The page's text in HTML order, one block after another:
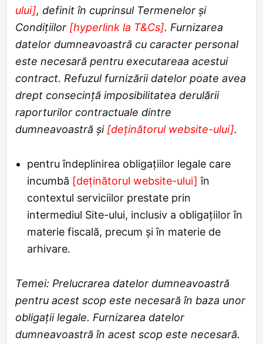
ului], definit în cuprinsul Termenelor și
Condițiilor [hyperlink la T&Cs]. Furnizarea
datelor dumneavoastră cu caracter personal
este necesară pentru executareaa acestui
contract. Refuzul furnizării datelor poate avea
drept consecință imposibilitatea derulării
raporturilor contractuale dintre
dumneavoastră și [deținătorul website-ului].
pentru îndeplinirea obligațiilor legale care
incumbă [deținătorul website-ului] în
contextul serviciilor prestate prin
intermediul Site-ului, inclusiv a obligațiilor în
materie fiscală, precum și în materie de
arhivare.
Temei: Prelucrarea datelor dumneavoastră
pentru acest scop este necesară în baza unor
obligații legale. Furnizarea datelor
dumneavoastră în acest scop este necesară.